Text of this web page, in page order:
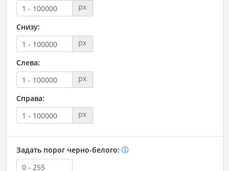
px
Снизу:
px
Слева:
px
Справа:
px
Задать порог черно-белого: